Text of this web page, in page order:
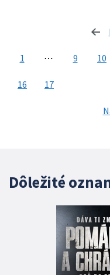
1 ⋯ 9 10
16 17
Dôležité